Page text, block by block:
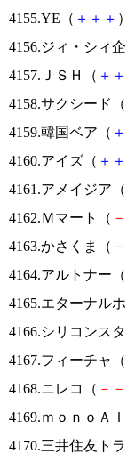
4155.YE（ ＋ ＋ ＋
4156.ジィ・シィ
4157.ＪＳＨ（ ＋ ＋
4158.サクシード（
4159.韓国ベア（ ＋
4160.アイズ（ ＋ ＋
4161.アメイジア（
4162.Ｍマート（ －
4163.かさくま（ －
4164.アルトナー（
4165.エターナル
4166.シリコンス
4167.フィーチャ（
4168.ニレコ（ － －
4169.ｍｏｎｏＡ
4170.三井住友ト